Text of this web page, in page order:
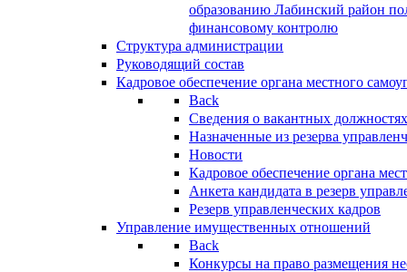
образованию Лабинский район
финансовому контролю
Структура администрации
Руководящий состав
Кадровое обеспечение органа местного
Back
Сведения о вакантных
Назначенные из резерва
Новости
Кадровое обеспечение органа
Анкета кандидата в резерв
Резерв управленческих кадров
Управление имущественных отношений
Back
Конкурсы на право размещения